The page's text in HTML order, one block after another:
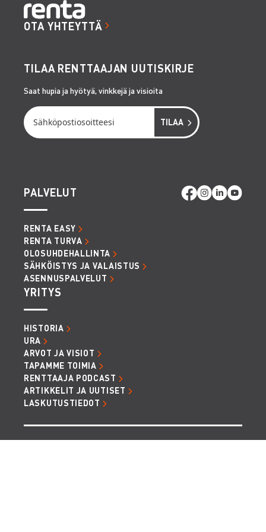
OTA YHTEYTTÄ
TILAA RENTTAAJAN UUTISKIRJE
Saat hupia ja hyötyä, vinkkejä ja visioita
PALVELUT
RENTA EASY
RENTA TURVA
OLOSUHDEHALLINTA
SÄHKÖISTYS JA VALAISTUS
ASENNUSPALVELUT
YRITYS
HISTORIA
URA
ARVOT JA VISIOT
TAPAMME TOIMIA
RENTTAAJA PODCAST
ARTIKKELIT JA UUTISET
LASKUTUSTIEDOT